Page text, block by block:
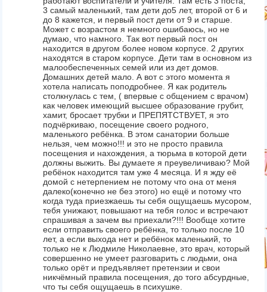
3 самый маленький, там дети до5 лет, второй от 6 и
до 8 кажется, и первый пост дети от 9 и старше.
Может с возрастом я немного ошибаюсь, но не
думаю, что намного. Так вот первый пост он
находится в другом более новом корпусе. 2 других
находятся в старом корпусе. Дети там в основном из
малообеспеченных семей или из дет домов.
Домашних детей мало. А вот с этого момента я
хотела написать поподробнее. Я как родитель
столкнулась с тем, ( впервые с общением с врачом)
как человек имеющий высшее образование грубит,
хамит, бросает трубки и ПРЕПЯТСТВУЕТ, я это
подчёркиваю, посещение своего родного,
маленького ребёнка. В этом санатории больше
нельзя, чем можно!!! и это не просто правила
посещения и нахождения, а тюрьма в которой дети
должны выжить. Вы думаете я преувеличиваю? Мой
ребёнок находится там уже 4 месяца. И я жду её
домой с нетерпением не потому что она от меня
далеко(конечно не без этого) но ещё и потому что
когда туда приезжаешь ты себя ощущаешь мусором,
тебя унижают, повышают на тебя голос и встречают
спрашивая а зачем вы приехали?!!! Вообще хотите
если отправить своего ребёнка, то только после 10
лет, а если выхода нет и ребёнок маленький, то
только не к Людмиле Николаевне, это врач, который
совершенно не умеет разговарить с людьми, она
только орёт и предъявляет претензии и свои
никчёмный правила посещения, до того абсурдные,
что ты себя ощущаешь в психушке.